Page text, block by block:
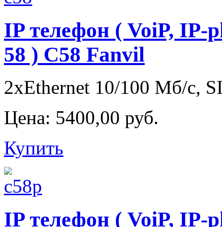
IP телефон ( VoiP, IP-
58 ) C58 Fanvil
2xEthernet 10/100 Мб/с,
Цена: 5400,00 руб.
Купить
IP телефон ( VoiP, IP-